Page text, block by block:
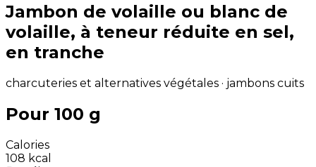
Jambon de volaille ou blanc de
volaille, à teneur réduite en sel,
en tranche
charcuteries et alternatives végétales · jambons cuits
Pour 100 g
Calories
108 kcal